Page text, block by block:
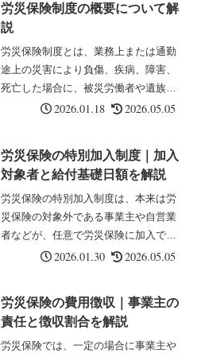
これらの書類は、労働基準監督署の
調...
労災保険制度の概要について解
説
労災保険制度とは、業務上または通勤
途上の災害により負傷、疾病、障害、
死亡した場合に、被災労働者や遺族に
対して必要な保険給付を行う制度で
死亡等に対して迅速かつ公正な保護被
災労...
2026.01.18 2026.05.05
労災保険の特別加入制度｜加入
対象者と給付基礎日額を解説
労災保険の特別加入制度は、本来は労
災保険の対象外である事業主や自営業
者などが、任意で労災保険に加入でき
る制度です。この記事では、加入対象
制度は、本来は労災保険の対象外です
が...
2026.01.30 2026.05.05
労災保険の費用徴収｜事業主の
責任と徴収割合を解説
労災保険では、一定の場合に事業主や